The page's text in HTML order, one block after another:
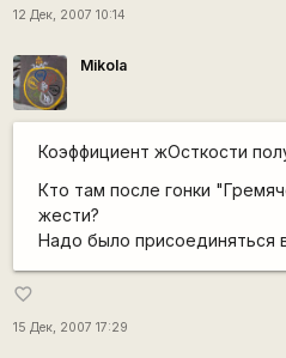
12 Дек, 2007 10:14
Mikola
Коэффициент жОсткости
Кто там после гонки
жести?
Надо было присоединяться
favorite_border
15 Дек, 2007 17:29